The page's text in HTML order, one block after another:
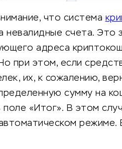
что система
невалидные счета. Это
адреса
при этом, если
их, к сожалению,
сумму на
поле «Итог». В этом